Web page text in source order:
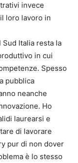
invece
loro lavoro in
Italia resta la
in cui
Spesso
pubblica
neanche
Ho
laurearsi e
di lavorare
pur di non dover
è lo stesso